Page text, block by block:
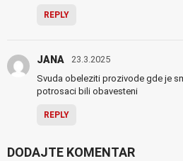
REPLY
JANA 23.3.2025
Svuda obeleziti prozivode gde je
potrosaci bili obavesteni
REPLY
DODAJTE KOMENTAR